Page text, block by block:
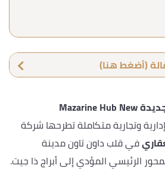
(أضغط هنا)
مزارين هب العلمين الجديدة Mazarine Hub New
وتجارية متكاملة تطرحها شركة
في قلب داون تاون مدينة
الرئيسي المؤدي إلى أبراج ذا جيت.